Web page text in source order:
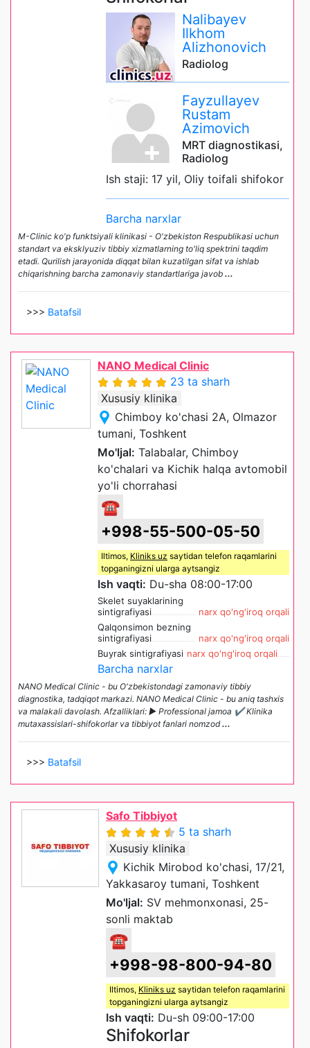
Nalibayev
Ilkhom
Alizhonovich
Radiolog
Fayzullayev
Rustam
Azimovich
MRT diagnostikasi,
Radiolog
Ish staji: 17 yil, Oliy toifali shifokor
Barcha narxlar
M-Clinic ko'p funktsiyali klinikasi - O'zbekiston Respublikasi uchun
standart va eksklyuziv tibbiy xizmatlarning to'liq spektrini taqdim
etadi. Qurilish jarayonida diqqat bilan kuzatilgan sifat va ishlab
chiqarishning barcha zamonaviy standartlariga javob ...
>>> Batafsil
NANO Medical Clinic
23 ta sharh
Xususiy klinika
Chimboy ko'chasi 2A, Olmazor
tumani, Toshkent
Mo'ljal: Talabalar, Chimboy
ko'chalari va Kichik halqa avtomobil
yo'li chorrahasi
☎
+998-55-500-05-50
Iltimos, Kliniks uz saytidan telefon raqamlarini
topganingizni ularga aytsangiz
Ish vaqti: Du-sha 08:00-17:00
Skelet suyaklarining
sintigrafiyasi
narx qo'ng'iroq orqali
Qalqonsimon bezning
sintigrafiyasi
narx qo'ng'iroq orqali
Buyrak sintigrafiyasi narx qo'ng'iroq orqali
Barcha narxlar
NANO Medical Clinic - bu O'zbekistondagi zamonaviy tibbiy
diagnostika, tadqiqot markazi. NANO Medical Clinic - bu aniq tashxis
va malakali davolash. Afzalliklari: ► Professional jamoa ✔️ Klinika
mutaxassislari-shifokorlar va tibbiyot fanlari nomzod...
>>> Batafsil
Safo Tibbiyot
5 ta sharh
Xususiy klinika
Kichik Mirobod ko'chasi, 17/21,
Yakkasaroy tumani, Toshkent
Mo'ljal: SV mehmonxonasi, 25-
sonli maktab
☎
+998-98-800-94-80
Iltimos, Kliniks uz saytidan telefon raqamlarini
topganingizni ularga aytsangiz
Ish vaqti: Du-sh 09:00-17:00
Shifokorlar